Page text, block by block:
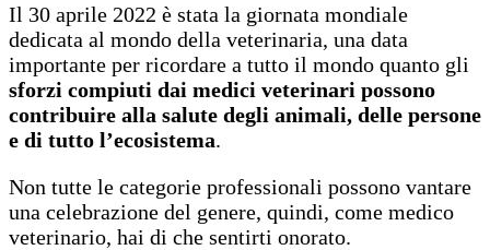
Il 30 aprile 2022 è stata la giornata mondiale
dedicata al mondo della veterinaria, una data
importante per ricordare a tutto il mondo quanto gli
sforzi compiuti dai medici veterinari possono
contribuire alla salute degli animali, delle persone
e di tutto l’ecosistema.
Non tutte le categorie professionali possono vantare
una celebrazione del genere, quindi, come medico
veterinario, hai di che sentirti onorato.